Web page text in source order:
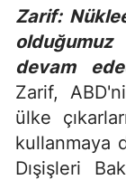
Zarif:
devam
Zarif,
ülke
kullanmaya
Dışişleri